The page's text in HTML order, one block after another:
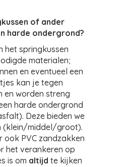
of ander
harde ondergrond?
het springkussen
materialen;
en eventueel een
kan je tegen
en worden streng
harde ondergrond
Deze bieden we
(klein/middel/groot).
ook PVC zandzakken
het verankeren op
is om altijd te kijken